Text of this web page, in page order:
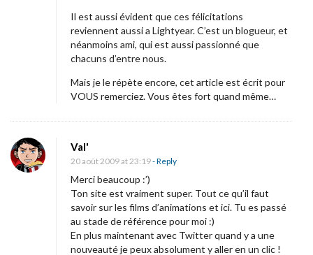
Il est aussi évident que ces félicitations
reviennent aussi a Lightyear. C’est un blogueur, et
néanmoins ami, qui est aussi passionné que
chacuns d’entre nous.
Mais je le répète encore, cet article est écrit pour
VOUS remerciez. Vous êtes fort quand même…
Val'
20 août 2009 at 23:19- Reply
Merci beaucoup :’)
Ton site est vraiment super. Tout ce qu’il faut
savoir sur les films d’animations et ici. Tu es passé
au stade de référence pour moi :)
En plus maintenant avec Twitter quand y a une
nouveauté je peux absolument y aller en un clic !